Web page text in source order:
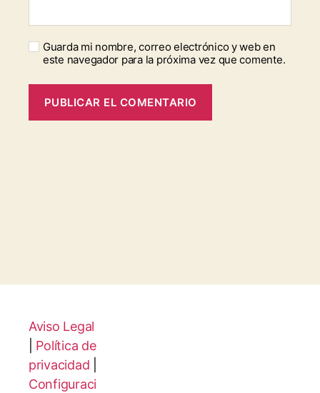
Guarda mi nombre, correo electrónico y web en
este navegador para la próxima vez que comente.
Aviso Legal
Política de
privacidad
Configuraci